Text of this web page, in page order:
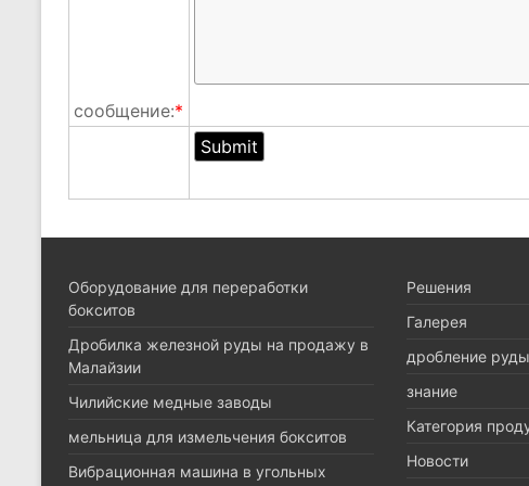
сообщение:*
Оборудование для переработки
бокситов
Дробилка железной руды на продажу в
Малайзии
Чилийские медные заводы
мельница для измельчения бокситов
Вибрационная машина в угольных
Pешения
Галерея
дробление руды
знание
Категория
Новости